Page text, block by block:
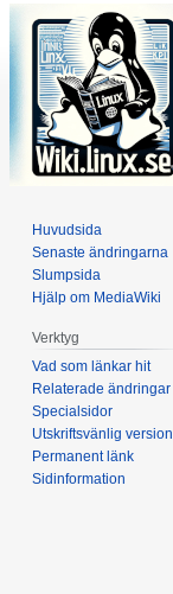
Huvudsida
Senaste ändringarna
Slumpsida
Hjälp om MediaWiki
Verktyg
Vad som länkar hit
Relaterade ändringar
Specialsidor
Utskriftsvänlig version
Permanent länk
Sidinformation